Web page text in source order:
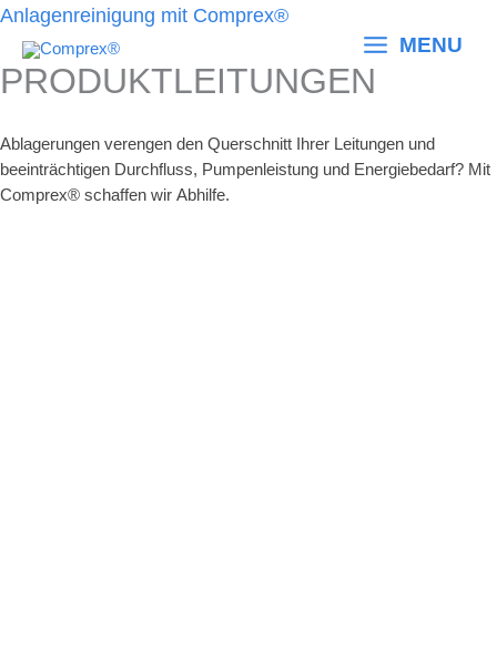
Zum
springen
MENU
Anlagenreinigung mit Comprex®
PRODUKTLEITUNGEN
Ablagerungen verengen den Querschnitt Ihrer Leitungen und
beeinträchtigen Durchfluss, Pumpenleistung und Energiebedarf? Mit
Comprex® schaffen wir Abhilfe.